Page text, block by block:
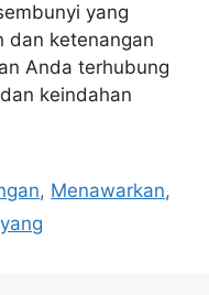
yang
dan ketenangan
Anda terhubung
keindahan
, Menawarkan,
yang